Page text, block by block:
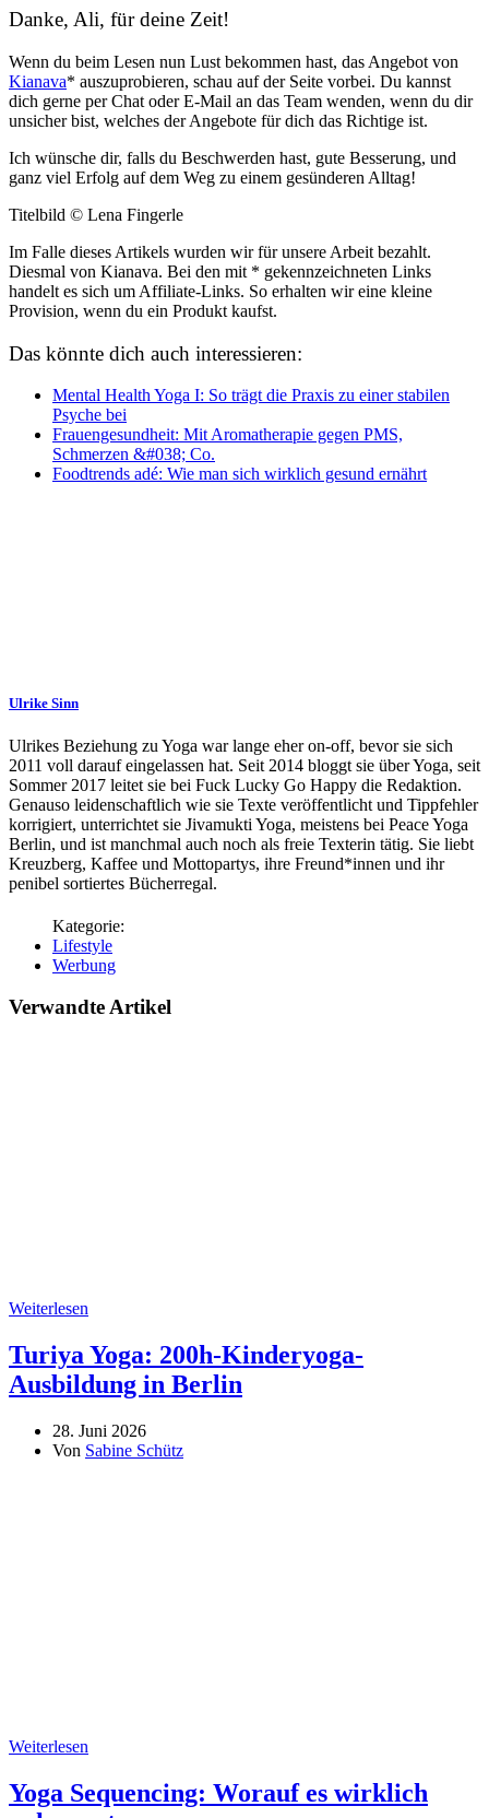
Danke, Ali, für deine Zeit!
Wenn du beim Lesen nun Lust bekommen hast, das Angebot von
Kianava* auszuprobieren, schau auf der Seite vorbei. Du kannst
dich gerne per Chat oder E-Mail an das Team wenden, wenn du dir
unsicher bist, welches der Angebote für dich das Richtige ist.
Ich wünsche dir, falls du Beschwerden hast, gute Besserung, und
ganz viel Erfolg auf dem Weg zu einem gesünderen Alltag!
Titelbild © Lena Fingerle
Im Falle dieses Artikels wurden wir für unsere Arbeit bezahlt.
Diesmal von Kianava. Bei den mit * gekennzeichneten Links
handelt es sich um Affiliate-Links. So erhalten wir eine kleine
Provision, wenn du ein Produkt kaufst.
Das könnte dich auch interessieren:
Mental Health Yoga I: So trägt die Praxis zu einer stabilen
Psyche bei
Frauengesundheit: Mit Aromatherapie gegen PMS,
Schmerzen &#038; Co.
Foodtrends adé: Wie man sich wirklich gesund ernährt
Ulrike Sinn
Ulrikes Beziehung zu Yoga war lange eher on-off, bevor sie sich
2011 voll darauf eingelassen hat. Seit 2014 bloggt sie über Yoga, seit
Sommer 2017 leitet sie bei Fuck Lucky Go Happy die Redaktion.
Genauso leidenschaftlich wie sie Texte veröffentlicht und Tippfehler
korrigiert, unterrichtet sie Jivamukti Yoga, meistens bei Peace Yoga
Berlin, und ist manchmal auch noch als freie Texterin tätig. Sie liebt
Kreuzberg, Kaffee und Mottopartys, ihre Freund*innen und ihr
penibel sortiertes Bücherregal.
Lifestyle
Werbung
Verwandte Artikel
Weiterlesen
Turiya Yoga: 200h-Kinderyoga-
Ausbildung in Berlin
28. Juni 2026
Von Sabine Schütz
Weiterlesen
Yoga Sequencing: Worauf es wirklich